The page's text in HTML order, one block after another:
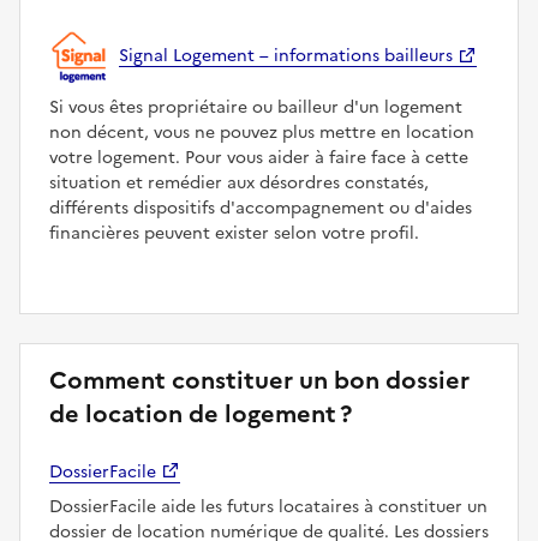
Signal Logement – informations bailleurs
Si vous êtes propriétaire ou bailleur d'un logement
non décent, vous ne pouvez plus mettre en location
votre logement. Pour vous aider à faire face à cette
situation et remédier aux désordres constatés,
différents dispositifs d'accompagnement ou d'aides
financières peuvent exister selon votre profil.
Comment constituer un bon dossier
de location de logement ?
DossierFacile
DossierFacile aide les futurs locataires à constituer un
dossier de location numérique de qualité. Les dossiers